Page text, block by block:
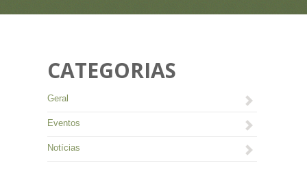
CATEGORIAS
Geral
Eventos
Notícias